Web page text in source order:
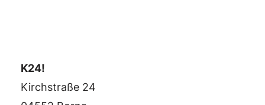
K24!
Kirchstraße 24